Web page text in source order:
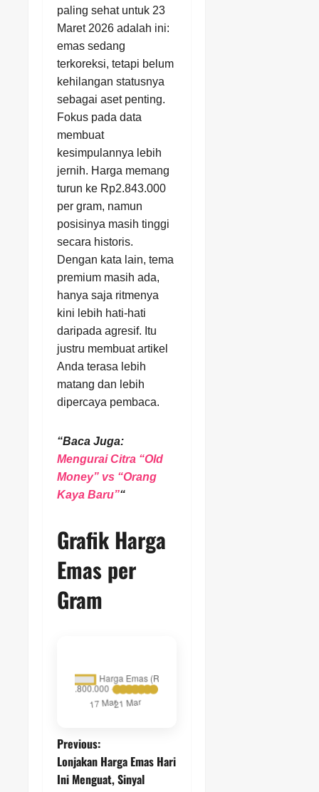
paling sehat untuk 23
Maret 2026 adalah ini:
emas sedang
terkoreksi, tetapi belum
kehilangan statusnya
sebagai aset penting.
Fokus pada data
membuat
kesimpulannya lebih
jernih. Harga memang
turun ke Rp2.843.000
per gram, namun
posisinya masih tinggi
secara historis.
Dengan kata lain, tema
premium masih ada,
hanya saja ritmenya
kini lebih hati-hati
daripada agresif. Itu
justru membuat artikel
Anda terasa lebih
matang dan lebih
dipercaya pembaca.
“Baca Juga:
Mengurai Citra “Old
Money” vs “Orang
Kaya Baru”“
Grafik Harga
Emas per
Gram
P
o
Previous:
Lonjakan Harga Emas Hari
Ini Menguat, Sinyal